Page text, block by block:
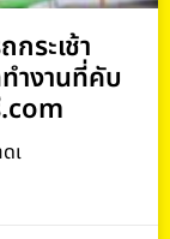
ระเช้า
ำงานที่คับ
เ